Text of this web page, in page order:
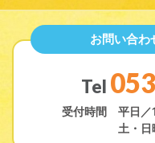
お問い合わ
Tel
受付時間
平日
土・